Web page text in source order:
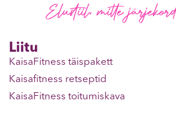
Elustiil, mitte
Liitu
KaisaFitness täispakett
Kaisafitness retseptid
KaisaFitness toitumiskava